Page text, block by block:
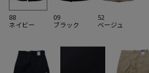
88
ネイビー
09
ブラック
52
ベージュ